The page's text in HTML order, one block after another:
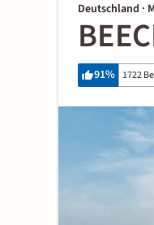
Deutschland ·
91% 1722